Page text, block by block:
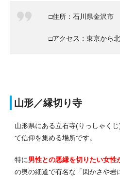
□住所：石川県金沢市
□アクセス：東京から
山形／縁切り寺
山形県にある立石寺(りっしゃく
て信仰を集める場所です。
特に男性との悪縁を切りたい女性
の奥の細道で有名な「閑かさや岩